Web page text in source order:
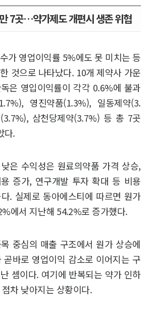
7곳…약가제도 개편시 생존 위협
가 영업이익률 5%에도 못 미치는 등
것으로 나타났다. 10개 제약사 가운
은 영입이익률이 각각 0.6%에 불과
영진약품(1.3%), 일동제약(3.
삼천당제약(3.7%) 등 총 7곳
다.
은 수익성은 원료의약품 가격 상승,
용 증가, 연구개발 투자 확대 등 비용
. 실제로 동아에스티에 따르면 원가
에서 지난해 54.2%로 증가했다.
중심의 매출 구조에서 원가 상승에
곧바로 영업이익 감소로 이어지는 구
셈이다. 여기에 반복되는 약가 인하
차 낮아지는 상황이다.